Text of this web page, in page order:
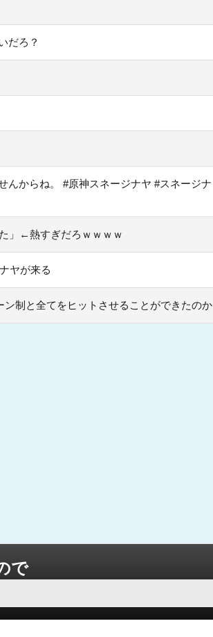
だろ？
んからね。 #原神スネージナヤ #スネージナ
」←熱すぎだろｗｗｗｗ
ヤが来る
ン制と全てをヒットさせることができたのか
で